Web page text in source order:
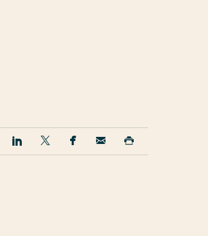
Deel
op
Deel
op
Deel
op
Email
deze deze